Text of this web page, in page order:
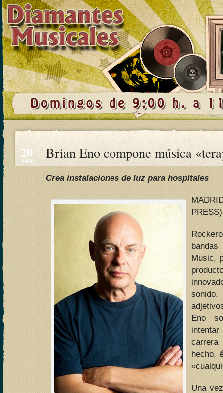
20
ABR Brian Eno compone música
Crea instalaciones de luz para hospitales
Music,
Eno
hecho,
Una